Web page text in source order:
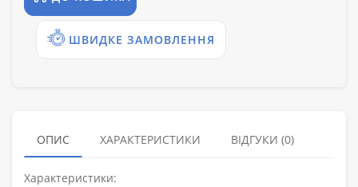
ШВИДКЕ ЗАМОВЛЕННЯ
ОПИС ХАРАКТЕРИСТИКИ ВІДГУКИ (0)
Характеристики: